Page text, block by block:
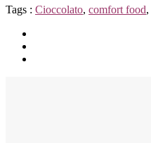
Tags : Cioccolato, comfort food,